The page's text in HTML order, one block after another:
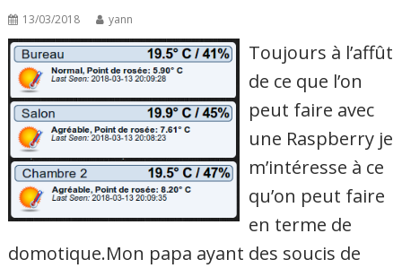
13/03/2018 yann
Toujours à l’affût
de ce que l’on
peut faire avec
une Raspberry je
m’intéresse à ce
qu’on peut faire
en terme de
domotique.Mon papa ayant des soucis de